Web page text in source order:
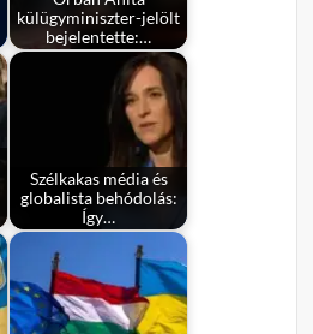
külügyminiszter-jelölt
bejelentette:…
Szélkakas média és
globalista behódolás:
Így…